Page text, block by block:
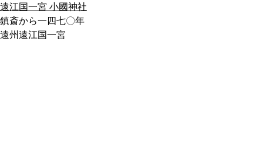
遠江国一宮 小國神社
鎮斎から一四七〇年
遠州遠江国一宮